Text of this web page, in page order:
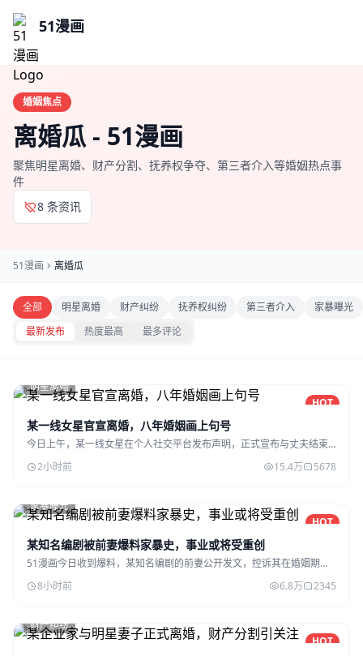
51漫画
婚姻焦点
离婚瓜 - 51漫画
聚焦明星离婚、财产分割、抚养权争夺、第三者介入等婚姻热点事
件
8 条资讯
51漫画 离婚瓜
全部 明星离婚 财产纠纷 抚养权纠纷 第三者介入
家暴曝光
最新发布
热度最高 最多评论
HOT
明星离婚
某一线女星官宣离婚，八年婚姻画上句号
今日上午，某一线女星在个人社交平台发布声明，正式宣布与丈夫结束
2小时前 15.4万 5678
HOT
家暴曝光
某知名编剧被前妻爆料家暴史，事业或将受重创
51漫画今日收到爆料，某知名编剧的前妻公开发文，控诉其在婚姻期间
8小时前 6.8万 2345
HOT
财产纠纷